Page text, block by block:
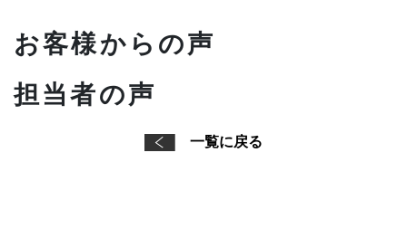
お客様からの声
担当者の声
一覧に戻る